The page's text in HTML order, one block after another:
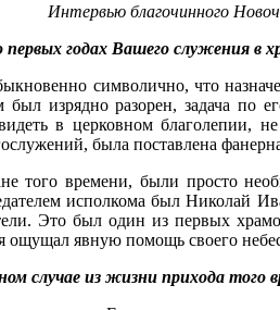
Интервью благочинного
годах Вашего служения в
символично, что
был изрядно разорен, задача по
в церковном благолепии,
была поставлена
того времени, были просто
исполкома был Николай
Это был один из первых
ощущал явную помощь своего
случае из жизни прихода того